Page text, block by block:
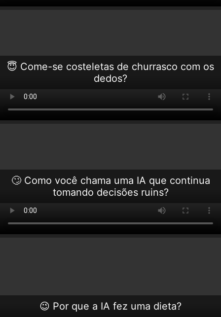
😇 Come-se costeletas de churrasco com os
dedos?
🙄 Como você chama uma IA que continua
tomando decisões ruins?
😉 Por que a IA fez uma dieta?